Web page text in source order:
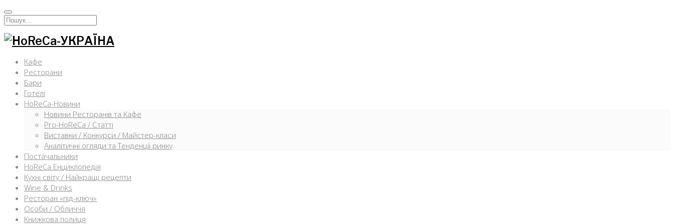
Перейти
кИскать:
Кафе
Ресторани
Бари
Готелі
HoReCa-Новини
Новини Ресторанів та Кафе
Pro-HoReCa / Статті
Виставки / Конкурси / Майстер-класи
Аналітичні огляди та Тенденції ринку
Постачальники
HoReCa Енциклопедія
Кухні світу / Найкращі рецепти
Wine & Drinks
Ресторан «під-ключ»
Особи / Обличчя
Книжкова полиця